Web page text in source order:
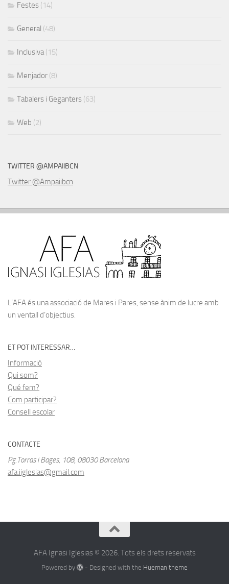
Festes (14)
General (48)
Inclusiva(15)
Menjador (8)
Tabalers i Geganters (63)
Web (2)
TWITTER @AMPAIIBCN
Twitter @Ampaiibcn
L’AFA és una associació de Mares i Pares, sense ànim de lucre amb
un ventall d’objectius.
ET POT INTERESSAR…
Informació
Qui som?
Qué fem?
Com participar?
Consell escolar
CONTACTE
Pg.Torras i Bages, 108, 08030 Barcelona
afa.iiglesias@gmail.com
AFA Ignasi Iglesias © 2026. Tots els drets reservats
Powered by - Designed with the Hueman theme